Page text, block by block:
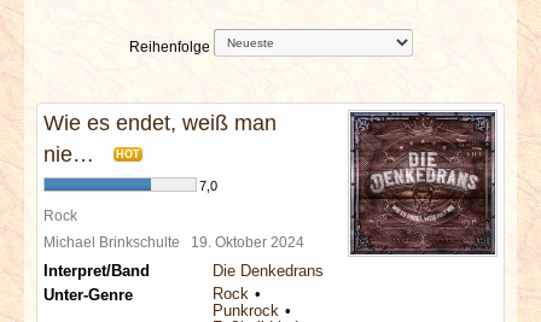
SPECIALS
REDAKTION
LINKS
Reihenfolge
Wie es endet, weiß man
nie…
HOT
7,0
Rock
Michael Brinkschulte 19. Oktober 2024
Interpret/Band
Die Denkedrans
Unter-Genre
Rock
Punkrock